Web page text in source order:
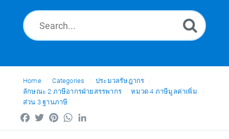
News
Ask a Question
Home Categories
ประมวลรัษฎากร
ลักษณะ 2 ภาษีอากรฝ่ายสรรพากร
หมวด 4 ภาษีมูลค่าเพิ่ม
ส่วน 3 ฐานภาษี
FacebookTwitterPinterestWhatsApp